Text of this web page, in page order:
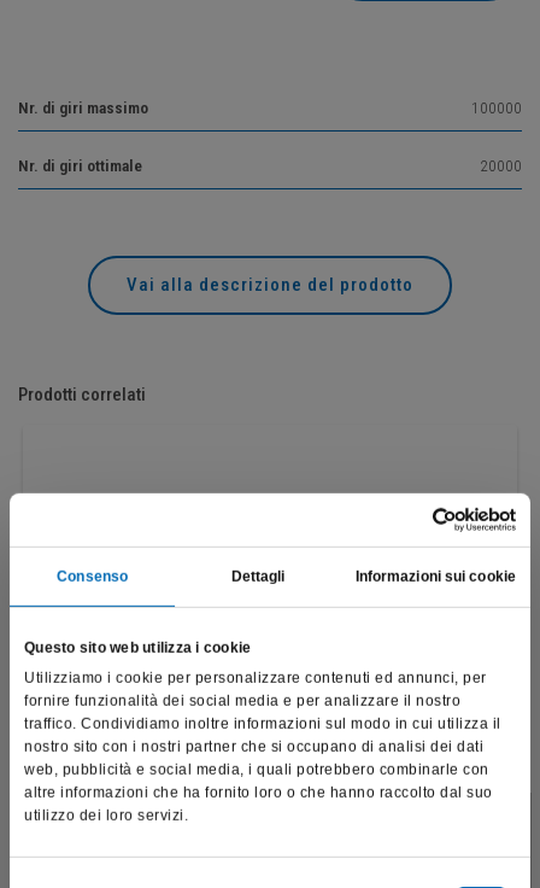
Consenso Dettagli Informazioni sui cookie
Questo sito web utilizza i cookie
Utilizziamo i cookie per personalizzare contenuti ed annunci, per
fornire funzionalità dei social media e per analizzare il nostro
traffico. Condividiamo inoltre informazioni sul modo in cui utilizza il
nostro sito con i nostri partner che si occupano di analisi dei dati
web, pubblicità e social media, i quali potrebbero combinarle con
altre informazioni che ha fornito loro o che hanno raccolto dal suo
utilizzo dei loro servizi.
Nr. di giri massimo 100000
Nr. di giri ottimale 20000
Vai alla descrizione del prodotto
Prodotti correlati
H129DF
professionali e riporta dati, prodotti e beni sensibili per la